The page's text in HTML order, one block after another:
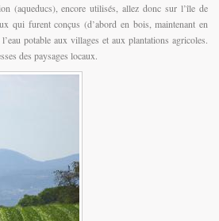
(aqueducs), encore utilisés, allez donc sur l’île de
qui furent conçus (d’abord en bois, maintenant en
potable aux villages et aux plantations agricoles.
des paysages locaux.